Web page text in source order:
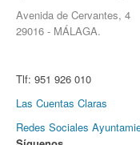
Avenida de Cervantes, 4
29016 - MÁLAGA.
Tlf: 951 926 010
Las Cuentas Claras
Redes Sociales